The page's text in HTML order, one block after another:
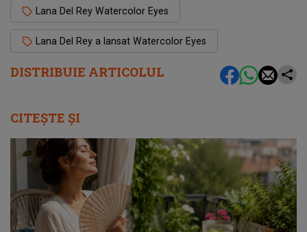
DISTRIBUIE ARTICOLUL
Lana Del Rey Watercolor Eyes
Lana Del Rey a lansat Watercolor Eyes
CITEȘTE ȘI